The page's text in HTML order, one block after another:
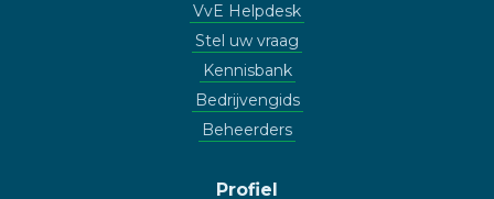
VvE Helpdesk
Stel uw vraag
Kennisbank
Bedrijvengids
Beheerders
Profiel